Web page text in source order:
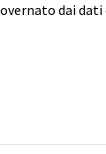
dai dati